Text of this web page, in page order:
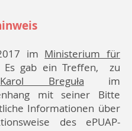
im Ministerium für
Es gab ein Treffen, zu
Karol Breguła im
mit seiner Bitte
Informationen über
des ePUAP-